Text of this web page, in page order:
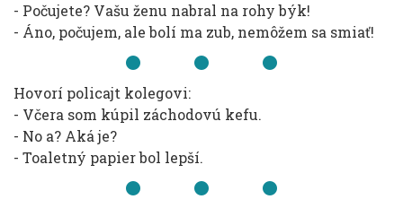
- Počujete? Vašu ženu nabral na rohy býk!
- Áno, počujem, ale bolí ma zub, nemôžem sa smiať!
Hovorí policajt kolegovi:
- Včera som kúpil záchodovú kefu.
- No a? Aká je?
- Toaletný papier bol lepší.